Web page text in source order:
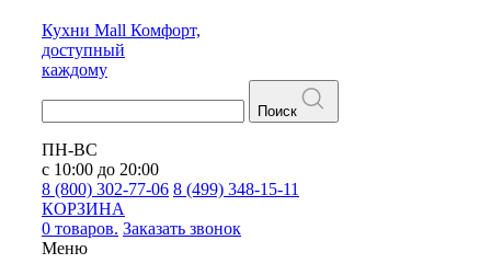
Кухни Mall Комфорт,
доступный
каждому
Поиск
ПН-ВС
с 10:00 до 20:00
8 (800) 302-77-06 8 (499) 348-15-11
КОРЗИНА
0 товаров. Заказать звонок
Меню